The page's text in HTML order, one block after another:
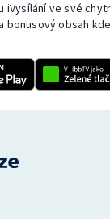
iVysílání ve své
bonusový obsah